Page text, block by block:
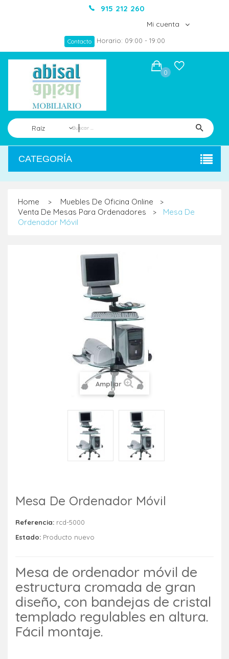
915 212 260
Mi cuenta
Contacto Horario: 09:00 - 19:00
Raíz
0
CATEGORÍA
Home > Muebles De Oficina Online >
Venta De Mesas Para Ordenadores >
Mesa De
Ordenador Móvil
Ampliar
Mesa De Ordenador Móvil
Referencia: rcd-5000
Estado: Producto nuevo
Mesa de ordenador móvil de
estructura cromada de gran
diseño, con bandejas de cristal
templado regulables en altura.
Fácil montaje.